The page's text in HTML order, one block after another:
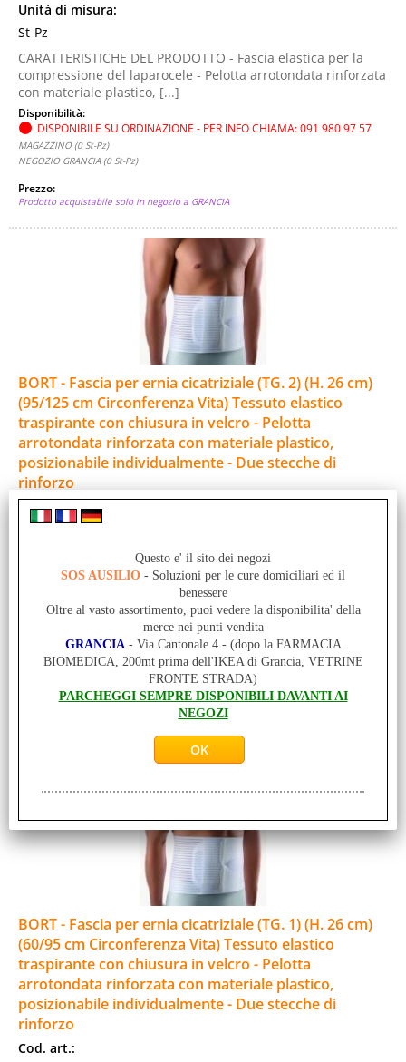
Unità di misura:
St-Pz
CARATTERISTICHE DEL PRODOTTO - Fascia elastica per la
compressione del laparocele - Pelotta arrotondata rinforzata
con materiale plastico, [...]
Disponibilità:
DISPONIBILE SU ORDINAZIONE - PER INFO CHIAMA: 091 980 97 57
MAGAZZINO (0 St-Pz)
NEGOZIO GRANCIA (0 St-Pz)
Prezzo:
Prodotto acquistabile solo in negozio a GRANCIA
BORT - Fascia per ernia cicatriziale (TG. 2) (H. 26 cm)
(95/125 cm Circonferenza Vita) Tessuto elastico
traspirante con chiusura in velcro - Pelotta
arrotondata rinforzata con materiale plastico,
posizionabile individualmente - Due stecche di
rinforzo
Cod. art.:
ORT-104050-2-26
CARATTERISTICHE DEL PRODOTTO - Fascia elastica per la
compressione del laparocele - Pelotta arrotondata rinforzata
con materiale plastico, [...]
Disponibilità:
DISPONIBILE SU ORDINAZIONE - PER INFO CHIAMA: 091 980 97 57
NEGOZIO GRANCIA (0 St-Pz)
Prodotto acquistabile solo in negozio a GRANCIA
BORT - Fascia per ernia cicatriziale (TG. 1) (H. 26 cm)
(60/95 cm Circonferenza Vita) Tessuto elastico
traspirante con chiusura in velcro - Pelotta
arrotondata rinforzata con materiale plastico,
posizionabile individualmente - Due stecche di
rinforzo
Cod. art.:
Questo e' il sito dei negozi
SOS AUSILIO - Soluzioni per le cure domiciliari ed il
benessere
Oltre al vasto assortimento, puoi vedere la disponibilita' della
merce nei punti vendita
GRANCIA- Via Cantonale 4 - (dopo la FARMACIA
BIOMEDICA, 200mt prima dell'IKEA di Grancia, VETRINE
FRONTE STRADA)
PARCHEGGI SEMPRE DISPONIBILI DAVANTI AI
NEGOZI